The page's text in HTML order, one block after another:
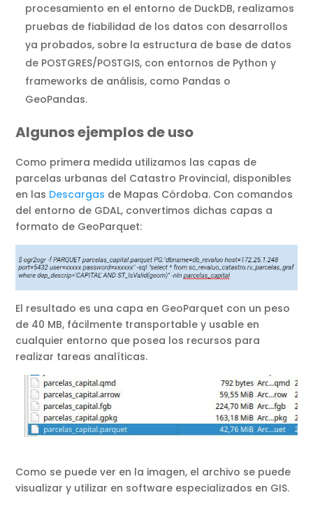
procesamiento en el entorno de DuckDB, realizamos
pruebas de fiabilidad de los datos con desarrollos
ya probados, sobre la estructura de base de datos
de POSTGRES/POSTGIS, con entornos de Python y
frameworks de análisis, como Pandas o
GeoPandas.
Algunos ejemplos de uso
Como primera medida utilizamos las capas de
parcelas urbanas del Catastro Provincial, disponibles
en las Descargas de Mapas Córdoba. Con comandos
del entorno de GDAL, convertimos dichas capas a
formato de GeoParquet:
El resultado es una capa en GeoParquet con un peso
de 40 MB, fácilmente transportable y usable en
cualquier entorno que posea los recursos para
realizar tareas analíticas.
Como se puede ver en la imagen, el archivo se puede
visualizar y utilizar en software especializados en GIS.